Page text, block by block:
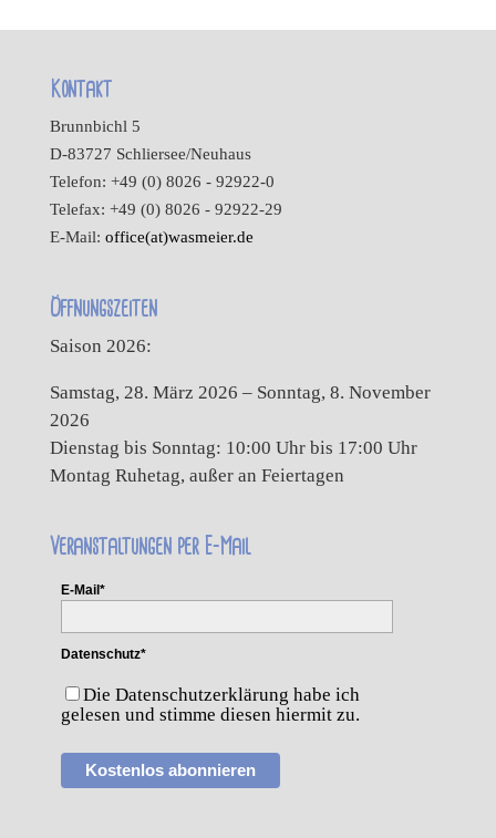
Kontakt
Brunnbichl 5
D-83727 Schliersee/Neuhaus
Telefon: +49 (0) 8026 - 92922-0
Telefax: +49 (0) 8026 - 92922-29
E-Mail: office(at)wasmeier.de
Öffnungszeiten
Saison 2026:
Samstag, 28. März 2026 – Sonntag, 8. November
2026
Dienstag bis Sonntag: 10:00 Uhr bis 17:00 Uhr
Montag Ruhetag, außer an Feiertagen
Veranstaltungen per E-Mail
E-Mail*
Datenschutz*
Die Datenschutzerklärung habe ich
gelesen und stimme diesen hiermit zu.
Kostenlos abonnieren